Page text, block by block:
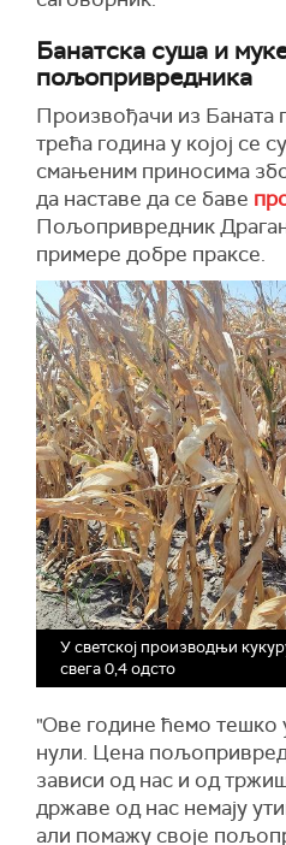
Банатска суша и
пољопривредника
Произвођачи из Баната
трећа година у којој се
смањеним приносима
да наставе да се баве
Пољопривредник
примере добре праксе.
У светској производњи
свега 0,4 одсто
"Ове године ћемо тешко
нули. Цена
зависи од нас и од
државе од нас немају
али помажу своје